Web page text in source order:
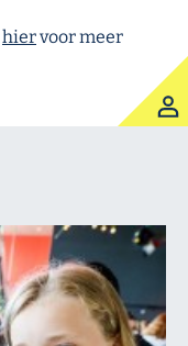
hiervoor meer